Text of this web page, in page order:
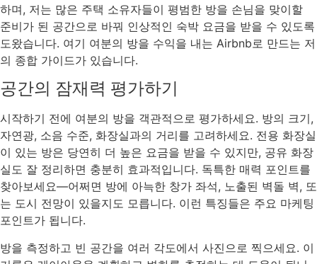
하며, 저는 많은 주택 소유자들이 평범한 방을 손님을 맞이할
준비가 된 공간으로 바꿔 인상적인 숙박 요금을 받을 수 있도록
도왔습니다. 여기 여분의 방을 수익을 내는 Airbnb로 만드는 저
의 종합 가이드가 있습니다.
공간의 잠재력 평가하기
시작하기 전에 여분의 방을 객관적으로 평가하세요. 방의 크기,
자연광, 소음 수준, 화장실과의 거리를 고려하세요. 전용 화장실
이 있는 방은 당연히 더 높은 요금을 받을 수 있지만, 공유 화장
실도 잘 정리하면 충분히 효과적입니다. 독특한 매력 포인트를
찾아보세요—어쩌면 방에 아늑한 창가 좌석, 노출된 벽돌 벽, 또
는 도시 전망이 있을지도 모릅니다. 이런 특징들은 주요 마케팅
포인트가 됩니다.
방을 측정하고 빈 공간을 여러 각도에서 사진으로 찍으세요. 이